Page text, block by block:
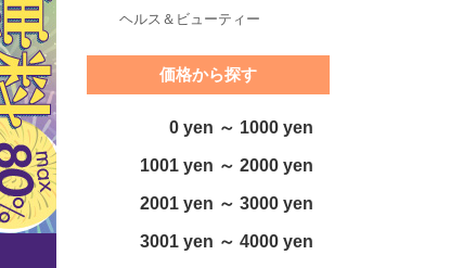
ヘルス＆ビューティー
価格から探す
0 yen ～ 1000 yen
1001 yen ～ 2000 yen
2001 yen ～ 3000 yen
3001 yen ～ 4000 yen